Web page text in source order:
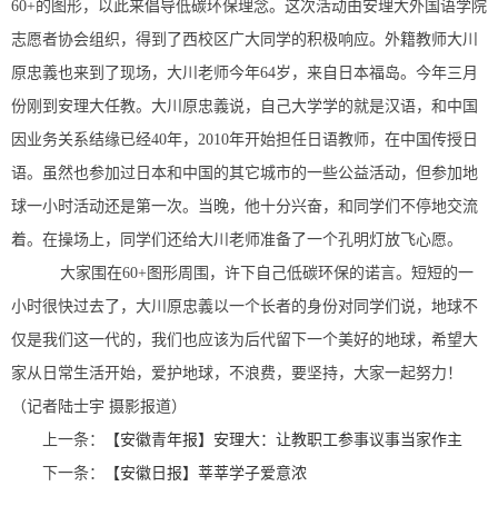
60+的图形，以此来倡导低碳环保理念。这次活动由安理大外国语学院
志愿者协会组织，得到了西校区广大同学的积极响应。外籍教师大川
原忠義也来到了现场，大川老师今年64岁，来自日本福岛。今年三月
份刚到安理大任教。大川原忠義说，自己大学学的就是汉语，和中国
因业务关系结缘已经40年，2010年开始担任日语教师，在中国传授日
语。虽然也参加过日本和中国的其它城市的一些公益活动，但参加地
球一小时活动还是第一次。当晚，他十分兴奋，和同学们不停地交流
着。在操场上，同学们还给大川老师准备了一个孔明灯放飞心愿。
大家围在60+图形周围，许下自己低碳环保的诺言。短短的一
小时很快过去了，大川原忠義以一个长者的身份对同学们说，地球不
仅是我们这一代的，我们也应该为后代留下一个美好的地球，希望大
家从日常生活开始，爱护地球，不浪费，要坚持，大家一起努力！
（记者陆士宇 摄影报道）
上一条：
【安徽青年报】安理大：让教职工参事议事当家作主
下一条：
【安徽日报】莘莘学子爱意浓